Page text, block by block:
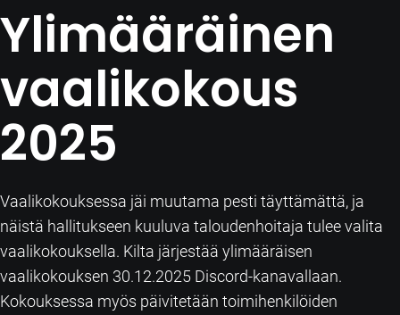
Ylimääräinen
vaalikokous
2025
Vaalikokouksessa jäi muutama pesti täyttämättä, ja
näistä hallitukseen kuuluva taloudenhoitaja tulee valita
vaalikokouksella. Kilta järjestää ylimääräisen
vaalikokouksen 30.12.2025 Discord-kanavallaan.
Kokouksessa myös päivitetään toimihenkilöiden